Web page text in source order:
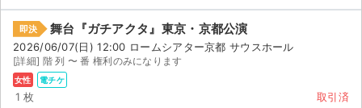
サイト情報
チケットジャム運営会社
即決 舞台『ガチアクタ』東京・京都公演
2026/06/07(日) 12:00 ロームシアター京都 サウスホール
[詳細] 階 列 〜 番 権利のみになります
女性 電チケ
1 枚 取引済